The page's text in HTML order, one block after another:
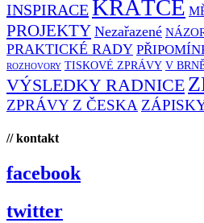
INSPIRACEKRÁTCE
PROJEKTY Nezařazené
PRAKTICKÉ RADY
ROZHOVORY TISKOVÉ ZPRÁVY V
VÝSLEDKY RADNICE
ZPRÁVY Z ČESKA
// kontakt
facebook
twitter